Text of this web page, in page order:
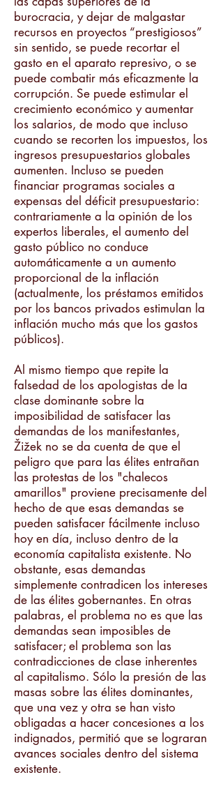
burocracia, y dejar de malgastar
recursos en proyectos “prestigiosos”
sin sentido, se puede recortar el
gasto en el aparato represivo, o se
puede combatir más eficazmente la
corrupción. Se puede estimular el
crecimiento económico y aumentar
los salarios, de modo que incluso
cuando se recorten los impuestos, los
ingresos presupuestarios globales
aumenten. Incluso se pueden
financiar programas sociales a
expensas del déficit presupuestario:
contrariamente a la opinión de los
expertos liberales, el aumento del
gasto público no conduce
automáticamente a un aumento
proporcional de la inflación
(actualmente, los préstamos emitidos
por los bancos privados estimulan la
inflación mucho más que los gastos
públicos).
Al mismo tiempo que repite la
falsedad de los apologistas de la
clase dominante sobre la
imposibilidad de satisfacer las
demandas de los manifestantes,
Žižek no se da cuenta de que el
peligro que para las élites entrañan
las protestas de los "chalecos
amarillos" proviene precisamente del
hecho de que esas demandas se
pueden satisfacer fácilmente incluso
hoy en día, incluso dentro de la
economía capitalista existente. No
obstante, esas demandas
simplemente contradicen los intereses
de las élites gobernantes. En otras
palabras, el problema no es que las
demandas sean imposibles de
satisfacer; el problema son las
contradicciones de clase inherentes
al capitalismo. Sólo la presión de las
masas sobre las élites dominantes,
que una vez y otra se han visto
obligadas a hacer concesiones a los
indignados, permitió que se lograran
avances sociales dentro del sistema
existente.